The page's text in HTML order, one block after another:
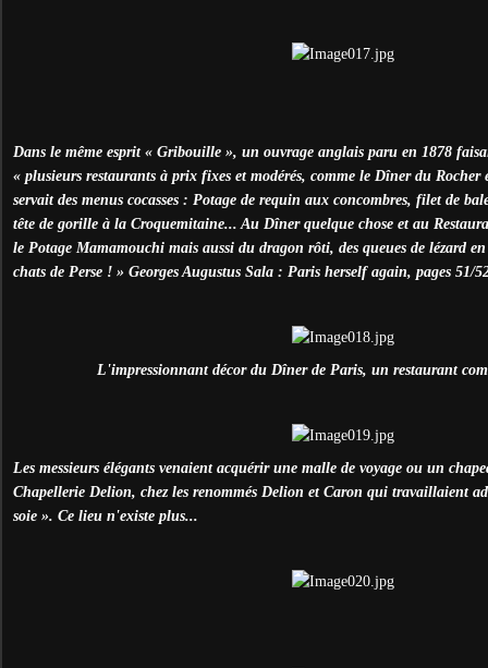
Dans le même esprit « Gribouille », un ouvrage anglais paru en 1878
« plusieurs restaurants à prix fixes et modérés, comme le Dîner du
servait des menus cocasses : Potage de requin aux concombres, filet de
tête de gorille à la Croquemitaine... Au Dîner quelque chose et au
le Potage Mamamouchi mais aussi du dragon rôti, des queues de lézard
chats de Perse ! » Georges Augustus Sala : Paris herself again, pages 51/
L'impressionnant décor du Dîner de Paris, un restaurant
Les messieurs élégants venaient acquérir une malle de voyage ou un
Chapellerie Delion, chez les renommés Delion et Caron qui travaillaient
soie ». Ce lieu n'existe plus...